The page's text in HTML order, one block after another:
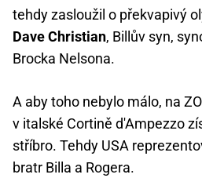
tehdy zasloužil o překvapivý
Dave Christian, Billův syn,
Brocka Nelsona.
A aby toho nebylo málo, na
v italské Cortině d'Ampezzo
stříbro. Tehdy USA
bratr Billa a Rogera.